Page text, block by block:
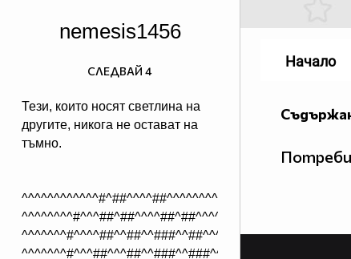
nemesis1456
Тези, които носят светлина на
другите, никога не остават на
тъмно.
^^^^^^^^^^^^#^##^^^^##^^^^^^^^^^^^^^^^
^^^^^^^^#^^^##^##^^^^##^##^^^^^^^^^^^^^
^^^^^^^#^^^^##^^##^^###^^##^^^#^^^^^^^^
^^^^^^^#^^^##^^^##^^###^^###^^##^^^^^^^
СЛЕДВАЙ 4
Начало